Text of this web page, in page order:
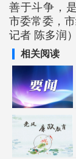
善于斗争，
市委常委，
记者 陈多润）
相关阅读